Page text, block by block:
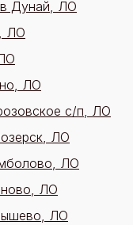
Дунай, ЛО
ЛО
ЛО
с/п, ЛО
ЛО
ЛО
ЛО
ЛО